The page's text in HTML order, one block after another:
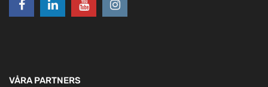
VÅRA PARTNERS